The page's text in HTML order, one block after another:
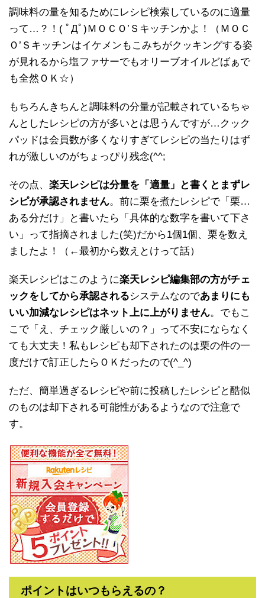
調味料の量を知るためにレシピ検索しているのに適量
って…？！( ﾟДﾟ)ＭＯＣＯ’Ｓキッチンかよ！（ＭＯＣ
Ｏ’Ｓキッチンはイケメンもこみちがクッキングする姿
が見れるから塩ファサーでもオリーブオイルどばぁで
も全然ＯＫ☆）
もちろんきちんと調味料の分量が記載されているちゃ
んとしたレシピの方が多いとは思うんですが…クック
パッドは会員数が多くなりすぎてレシピの当たりはず
れが激しいのがちょっぴり残念(^^;
その点、 楽天レシピは分量を「適量」と書くとまずレ
シピが承認されません。前に栗を煮たレシピで「栗…
ある分だけ」と書いたら「具体的な数字を書いて下さ
い」って指摘されました(笑)だから1個1個、栗を数え
ましたよ！（←最初から数えとけって話）
楽天レシピはこのように楽天レシピ編集部の方がチェ
ックをしてから承認されるシステムなのであまりにも
いい加減なレシピはネット上に上がりません。でもこ
こで「え、チェック厳しいの？」って不安にならなく
ても大丈夫！私もレシピも却下されたのは栗の件の一
度だけで訂正したらＯＫだったので(^_^)
ただ、簡単過ぎるレシピや前に投稿したレシピと酷似
のものは却下される可能性があるようなので注意で
す。
ポイントはいつもらえるの？